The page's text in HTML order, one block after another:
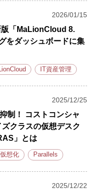
2026/01/15
版「MaLionCloud 8.
をダッシュボードに集
IT資産管理
2025/12/25
制！ コストコンシャ
クラスの仮想デスク
」とは
想化 Parallels
2025/12/22